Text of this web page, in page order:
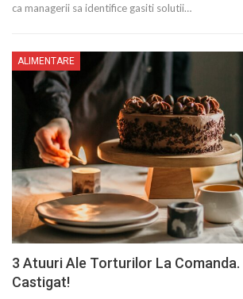
ca managerii sa identifice gasiti solutii…
ALIMENTARE
3 Atuuri Ale Torturilor La Comanda.
Castigat!